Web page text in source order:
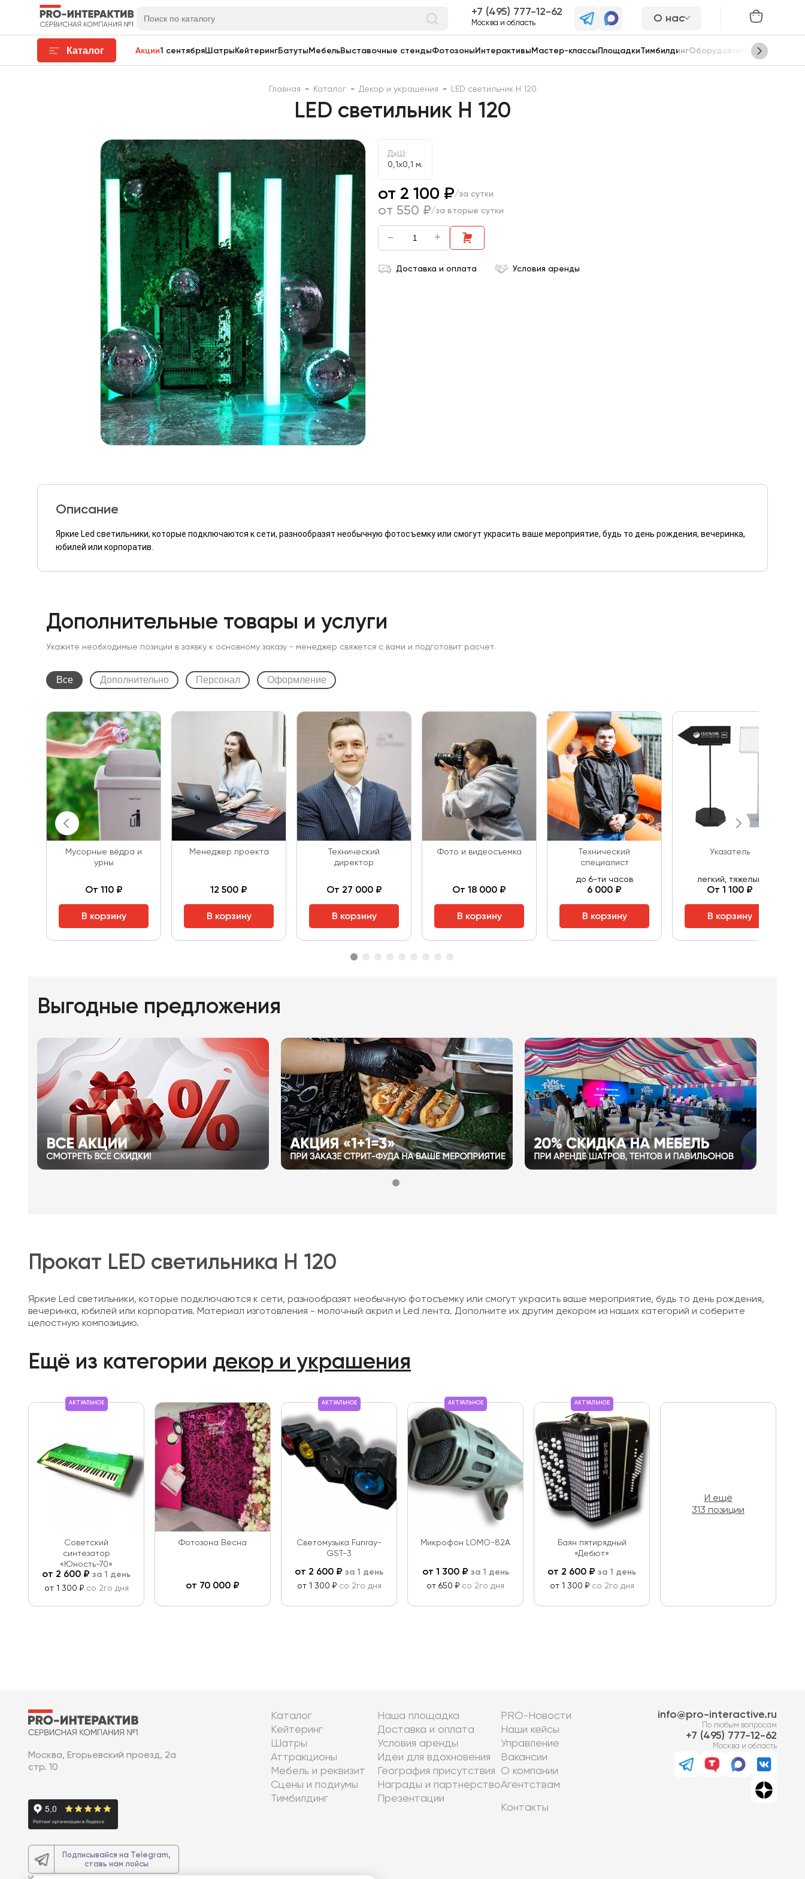
7 (495) 777-12-62
Москва и область О нас
Каталог Акции1 сентябряШатры КейтерингБатуты МебельВыставочные стендыФотозоны Интерактивы Мастер-классы ПлощадкиТимбилдингОборудование Сцены
Главная - Каталог - Декор и украшения - LED cветильник H 120
LED cветильник H 120
ДxШ:
0,1x0,1 м.
от 2 100 ₽/за сутки
от 550 ₽/за вторые сутки
- +
Доставка и оплата Условия аренды
Описание
Яркие Led светильники, которые подключаются к сети, разнообразят необычную фотосъемку или смогут украсить ваше мероприятие, будь то день рождения, вечеринка,
юбилей или корпоратив.
Дополнительные товары и услуги
Укажите необходимые позиции в заявку к основному заказу - менеджер свяжется с вами и подготовит расчет.
Все Дополнительно Персонал Оформление
Мусорные вёдра и
урны
От 110 ₽
В корзину
Менеджер проекта
12 500 ₽
В корзину
Технический
директор
От 27 000 ₽
В корзину
Фото и видеосъемка
От 18 000 ₽
В корзину
Технический
специалист
до 6-ти часов
6 000 ₽
В корзину
Указатель
легкий, тяжелый
От 1 100 ₽
В корзину
Выгодные предложения
Прокат LED cветильника H 120
Яркие Led светильники, которые подключаются к сети, разнообразят необычную фотосъемку или смогут украсить ваше мероприятие, будь то день рождения,
вечеринка, юбилей или корпоратив. Материал изготовления - молочный акрил и Led лента. Дополните их другим декором из наших категорий и соберите
целостную композицию.
Ещё из категории декор и украшения
АКТУАЛЬНОЕ
Советский
синтезатор
«Юность-70»
от 2 600 ₽ за 1 день
от 1 300 ₽ со 2го дня
Фотозона Весна
от 70 000 ₽
АКТУАЛЬНОЕ
Светомузыка Funray-
GST-3
от 2 600 ₽ за 1 день
от 1 300 ₽ со 2го дня
АКТУАЛЬНОЕ
Микрофон LOMO-82A
от 1 300₽ за 1 день
от 650 ₽ со 2го дня
АКТУАЛЬНОЕ
Баян пятирядный
«Дебют»
от 2 600 ₽ за 1 день
от 1 300 ₽ со 2го дня
И ещё
313 позиции
Москва, Егорьевский проезд, 2а
стр. 10
Подписывайся на Telegram,
ставь нам лойсы
Каталог
Кейтеринг
Шатры
Аттракционы
Мебель и реквизит
Сцены и подиумы
Тимбилдинг
Наша площадка
Доставка и оплата
Условия аренды
Идеи для вдохновения
География присутствия
Награды и партнерство
Презентации
PRO-Новости
Наши кейсы
Управление
Вакансии
О компании
Агентствам
Контакты
info@pro-interactive.ru
По любым вопросам
7 (495) 777-12-62
Москва и область